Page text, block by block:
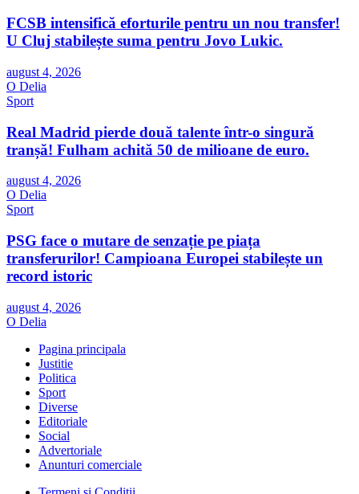
FCSB intensifică eforturile pentru un nou transfer!
U Cluj stabilește suma pentru Jovo Lukic.
august 4, 2026
O Delia
Sport
Real Madrid pierde două talente într-o singură
tranșă! Fulham achită 50 de milioane de euro.
august 4, 2026
O Delia
Sport
PSG face o mutare de senzație pe piața
transferurilor! Campioana Europei stabilește un
record istoric
august 4, 2026
O Delia
Pagina principala
Justitie
Politica
Sport
Diverse
Editoriale
Social
Advertoriale
Anunturi comerciale